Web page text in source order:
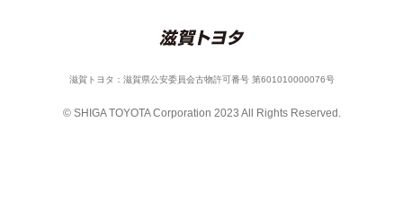
滋賀トヨタ：滋賀県公安委員会古物許可番号 第601010000076号
© SHIGA TOYOTA Corporation 2023 All Rights Reserved.